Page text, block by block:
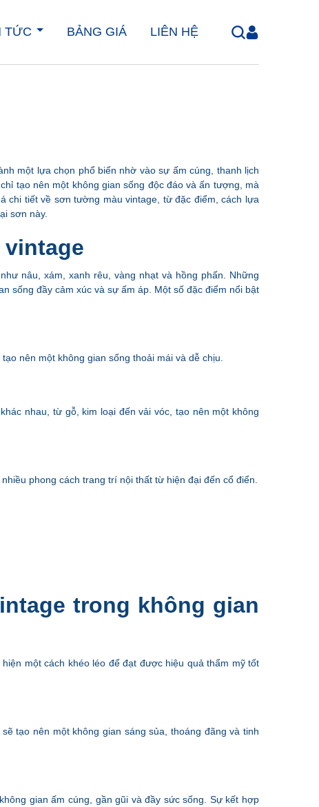
TỨC BẢNG GIÁ LIÊN HỆ
một lựa chọn phổ biến nhờ vào sự ấm cúng, thanh lịch
tạo nên một không gian sống độc đáo và ấn tượng, mà
chi tiết về sơn tường màu vintage, từ đặc điểm, cách lựa
sơn này.
nâu, xám, xanh rêu, vàng nhạt và hồng phấn. Những
sống đầy cảm xúc và sự ấm áp. Một số đặc điểm nổi bật
nên một không gian sống thoải mái và dễ chịu.
nhau, từ gỗ, kim loại đến vải vóc, tạo nên một không
phong cách trang trí nội thất từ hiện đại đến cổ điển.
trong không gian
một cách khéo léo để đạt được hiệu quả thẩm mỹ tốt
tạo nên một không gian sáng sủa, thoáng đãng và tinh
gian ấm cúng, gần gũi và đầy sức sống. Sự kết hợp